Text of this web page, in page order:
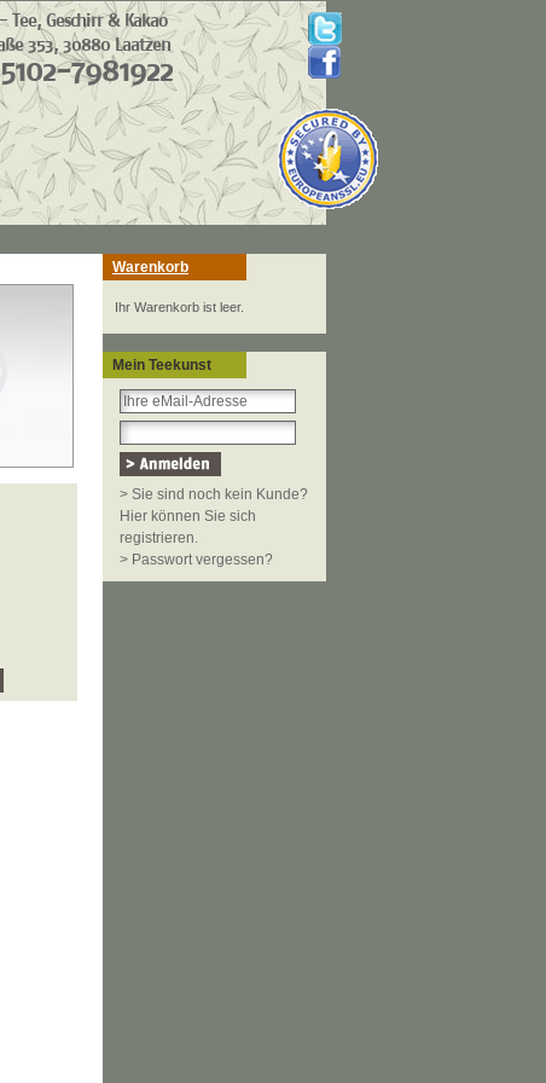
Warenkorb
Ihr Warenkorb ist leer.
Mein Teekunst
> Sie sind noch kein Kunde?
Hier können Sie sich
registrieren.
> Passwort vergessen?